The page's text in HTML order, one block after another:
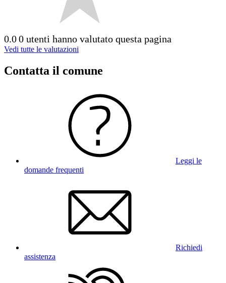
0.00 utenti hanno valutato questa pagina
Vedi tutte le valutazioni
Contatta il comune
Leggi le
domande frequenti
Richiedi
assistenza